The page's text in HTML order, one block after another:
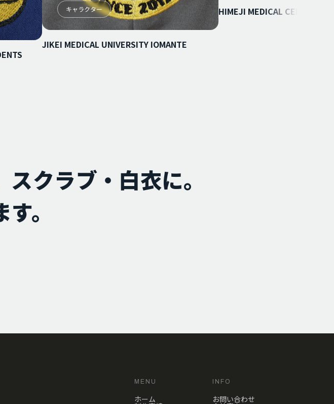
キャラクター
JIKEI MEDICAL UNIVERSITY IOMANTE
HIMEJI MEDICAL CENTER
クラブ・白衣に。
。
MENU
ホーム
INFO
お問い合わせ